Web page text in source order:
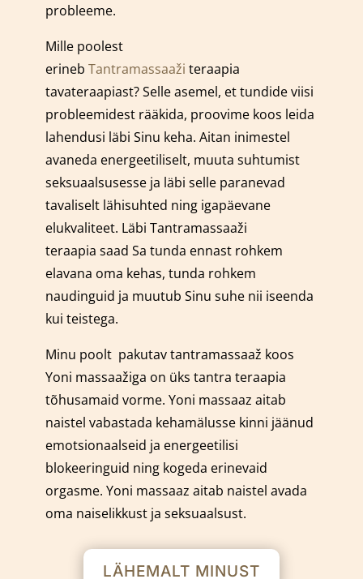
probleeme.
Mille poolest
erineb Tantramassaaži teraapia
tavateraapiast? Selle asemel, et tundide viisi
probleemidest rääkida, proovime koos leida
lahendusi läbi Sinu keha. Aitan inimestel
avaneda energeetiliselt, muuta suhtumist
seksuaalsusesse ja läbi selle paranevad
tavaliselt lähisuhted ning igapäevane
elukvaliteet. Läbi Tantramassaaži
teraapia saad Sa tunda ennast rohkem
elavana oma kehas, tunda rohkem
naudinguid ja muutub Sinu suhe nii iseenda
kui teistega.
Minu poolt pakutav tantramassaaž koos
Yoni massaažiga on üks tantra teraapia
tõhusamaid vorme. Yoni massaaz aitab
naistel vabastada kehamälusse kinni jäänud
emotsionaalseid ja energeetilisi
blokeeringuid ning kogeda erinevaid
orgasme. Yoni massaaz aitab naistel avada
oma naiselikkust ja seksuaalsust.
LÄHEMALT MINUST